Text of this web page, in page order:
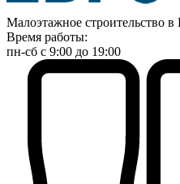
Малоэтажное строительство в
Время работы:
пн-сб с 9:00 до 19:00